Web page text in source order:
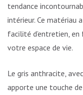
tendance
intérieur. Ce
facilité d’entretien,
votre espace de vie.
Le gris anthracite,
apporte une touche de